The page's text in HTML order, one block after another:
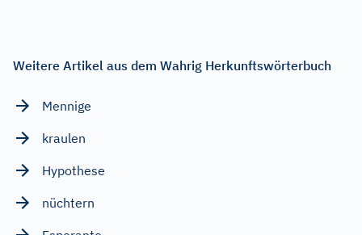
Weitere Artikel aus dem Wahrig Herkunftswörterbuch
Mennige
kraulen
Hypothese
nüchtern